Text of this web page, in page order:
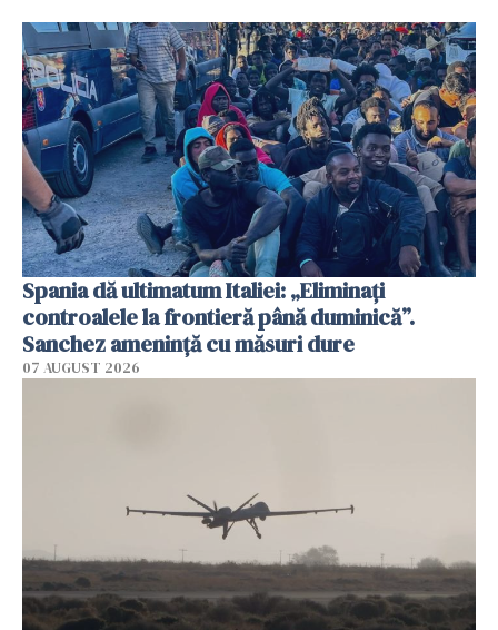
Spania dă ultimatum Italiei: „Eliminați
controalele la frontieră până duminică”.
Sanchez amenință cu măsuri dure
07 AUGUST 2026